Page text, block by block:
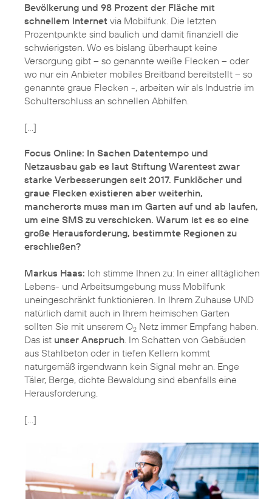
Bevölkerung und 98 Prozent der Fläche mit
schnellem Internet via Mobilfunk. Die letzten
Prozentpunkte sind baulich und damit finanziell die
schwierigsten. Wo es bislang überhaupt keine
Versorgung gibt – so genannte weiße Flecken – oder
wo nur ein Anbieter mobiles Breitband bereitstellt – so
genannte graue Flecken -, arbeiten wir als Industrie im
Schulterschluss an schnellen Abhilfen.
[…]
Focus Online: In Sachen Datentempo und
Netzausbau gab es laut Stiftung Warentest zwar
starke Verbesserungen seit 2017. Funklöcher und
graue Flecken existieren aber weiterhin,
mancherorts muss man im Garten auf und ab laufen,
um eine SMS zu verschicken. Warum ist es so eine
große Herausforderung, bestimmte Regionen zu
erschließen?
Markus Haas: Ich stimme Ihnen zu: In einer alltäglichen
Lebens- und Arbeitsumgebung muss Mobilfunk
uneingeschränkt funktionieren. In Ihrem Zuhause UND
natürlich damit auch in Ihrem heimischen Garten
sollten Sie mit unserem O2 Netz immer Empfang haben.
Das ist unser Anspruch . Im Schatten von Gebäuden
aus Stahlbeton oder in tiefen Kellern kommt
naturgemäß irgendwann kein Signal mehr an. Enge
Täler, Berge, dichte Bewaldung sind ebenfalls eine
Herausforderung.
[…]